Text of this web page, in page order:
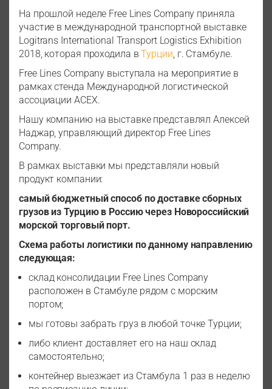
На прошлой неделе Free Lines Company приняла
участие в международной транспортной выставке
Logitrans International Transport Logistics Exhibition
2018, которая проходила вТурции, г. Стамбуле.
Free Lines Company выступала на мероприятие в
рамках стенда Международной логистической
ассоциации ACEX.
Нашу компанию на выставке представлял Алексей
Наджар, управляющий директор Free Lines
Company.
В рамках выставки мы представляли новый
продукт компании:
самый бюджетный способ по доставке сборных
грузов из Турцию в Россию через Новороссийский
морской торговый порт.
Схема работы логистики по данному направлению
следующая:
склад консолидации Free Lines Company
расположен в Стамбуле рядом с морским
портом;
мы готовы забрать груз в любой точке Турции;
либо клиент доставляет его на наш склад
самостоятельно;
контейнер выезжает из Стамбула 1 раз в неделю